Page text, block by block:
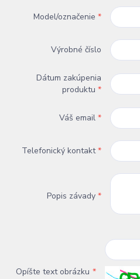
Model/označenie*
Výrobné číslo
Dátum zakúpenia
produktu*
Váš email*
Telefonický kontakt*
Popis závady*
Opíšte text obrázku *